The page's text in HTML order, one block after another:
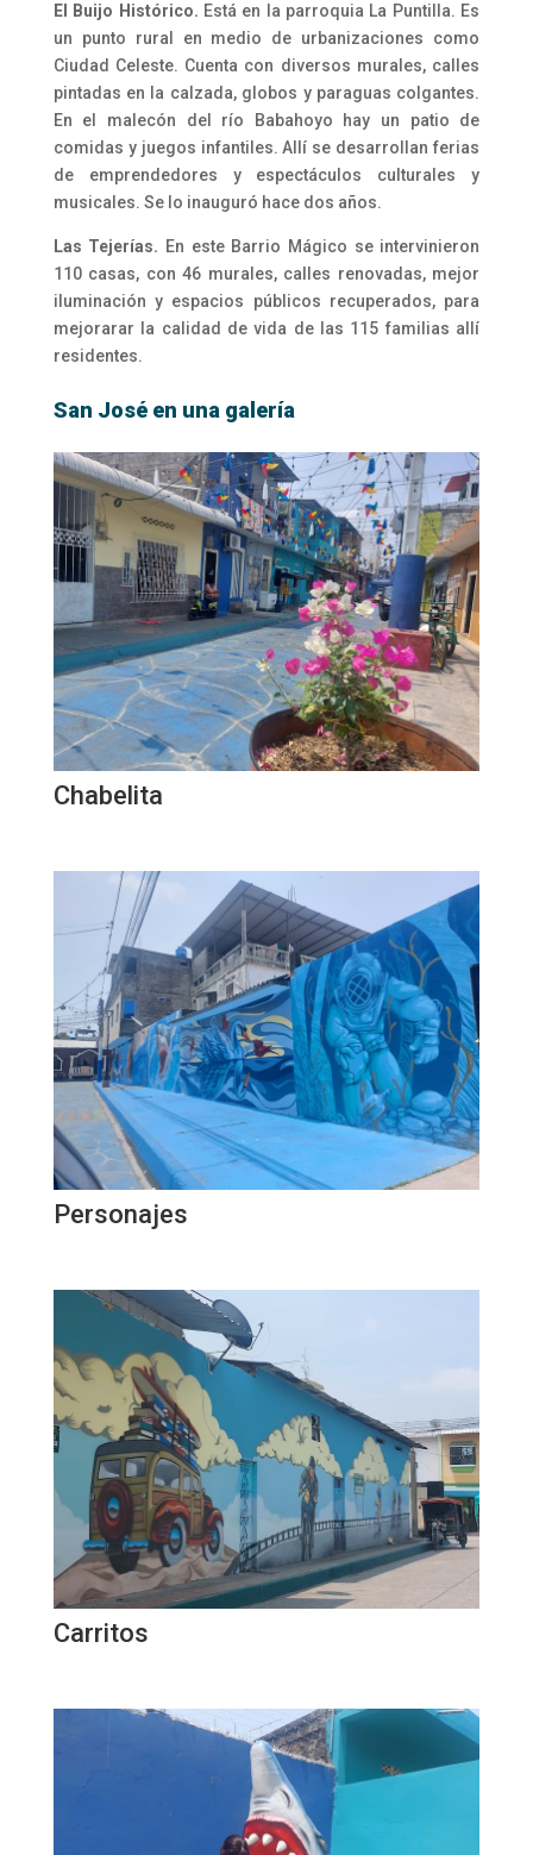
El Buijo Histórico. Está en la parroquia La Puntilla. Es
un punto rural en medio de urbanizaciones como
Ciudad Celeste. Cuenta con diversos murales, calles
pintadas en la calzada, globos y paraguas colgantes.
En el malecón del río Babahoyo hay un patio de
comidas y juegos infantiles. Allí se desarrollan ferias
de emprendedores y espectáculos culturales y
musicales. Se lo inauguró hace dos años.
Las Tejerías. En este Barrio Mágico se intervinieron
110 casas, con 46 murales, calles renovadas, mejor
iluminación y espacios públicos recuperados, para
mejorarar la calidad de vida de las 115 familias allí
residentes.
San José en una galería
Chabelita
Personajes
Carritos